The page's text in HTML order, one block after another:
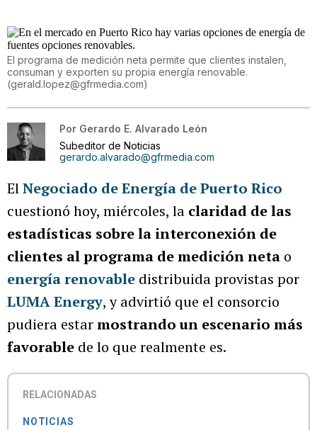
El programa de medición neta permite que clientes instalen,
consuman y exporten su propia energía renovable.
(gerald.lopez@gfrmedia.com)
Por Gerardo E. Alvarado León
Subeditor de Noticias
gerardo.alvarado@gfrmedia.com
ElNegociado de Energía de Puerto Rico
cuestionó hoy, miércoles, la claridad de las
estadísticas sobre la interconexión de
clientes al programa de medición neta o
energía renovable distribuida provistas por
LUMA Energy, y advirtió que el consorcio
pudiera estarmostrando un escenario más
favorable de lo que realmente es.
RELACIONADAS
NOTICIAS